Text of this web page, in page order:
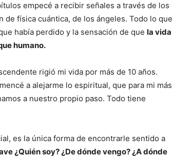
empecé a recibir señales a través de los
física cuántica, de los ángeles. Todo lo que
había perdido y la sensación de que la vida
humano.
rigió mi vida por más de 10 años.
a alejarme lo espiritual, que para mi más
a nuestro propio paso. Todo tiene
es la única forma de encontrarle sentido a
¿Quién soy? ¿De dónde vengo? ¿A dónde